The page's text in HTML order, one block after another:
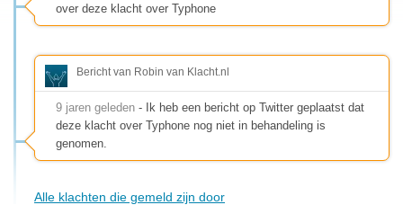
over deze klacht over Typhone
Bericht van Robin van Klacht.nl
9 jaren geleden - Ik heb een bericht op Twitter geplaatst dat
deze klacht over Typhone nog niet in behandeling is
genomen.
Alle klachten die gemeld zijn door